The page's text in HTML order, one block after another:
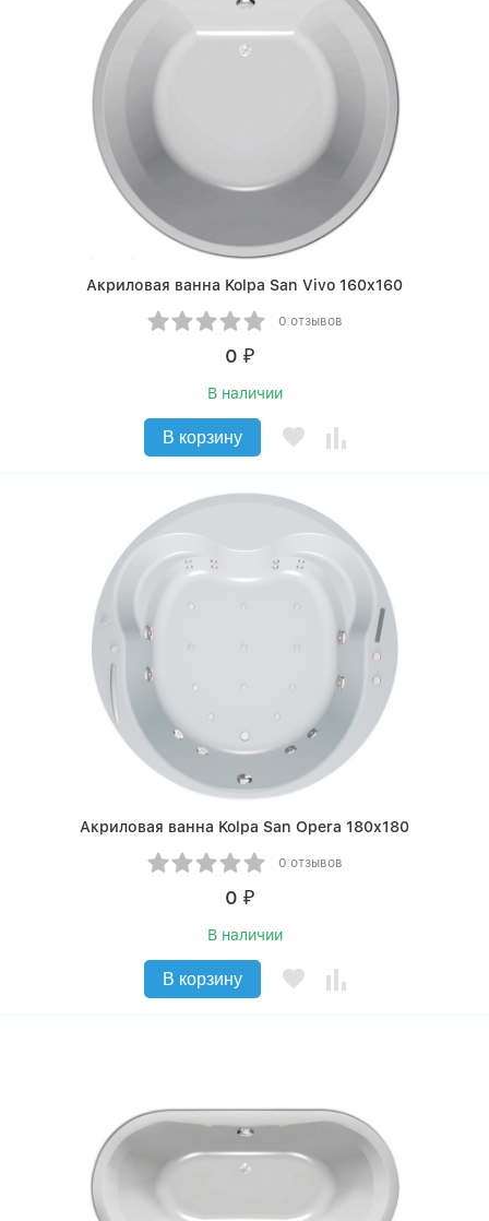
Акриловая ванна Kolpa San Vivo 160x160
0 отзывов
0 ₽
В наличии
В корзину
Акриловая ванна Kolpa San Opera 180x180
0 отзывов
0 ₽
В наличии
В корзину